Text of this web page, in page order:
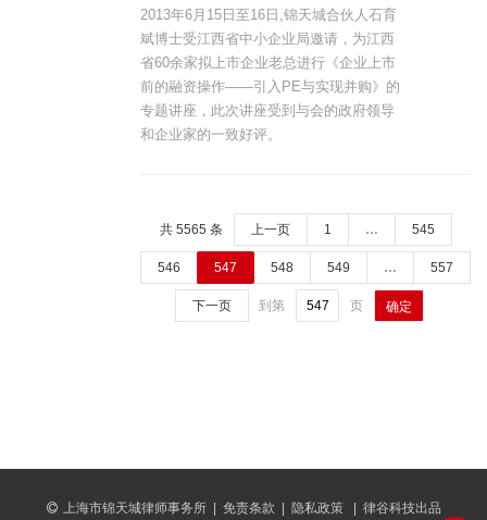
2013年6月15日至16日,锦天城合伙人石育
斌博士受江西省中小企业局邀请，为江西
省60余家拟上市企业老总进行《企业上市
前的融资操作——引入PE与实现并购》的
专题讲座，此次讲座受到与会的政府领导
和企业家的一致好评。
共 5565 条 上一页 1 … 545
546 547 548 549 … 557
下一页 到第 页 确定
上海市锦天城律师事务所 免责条款 隐私政策 律谷科技出品